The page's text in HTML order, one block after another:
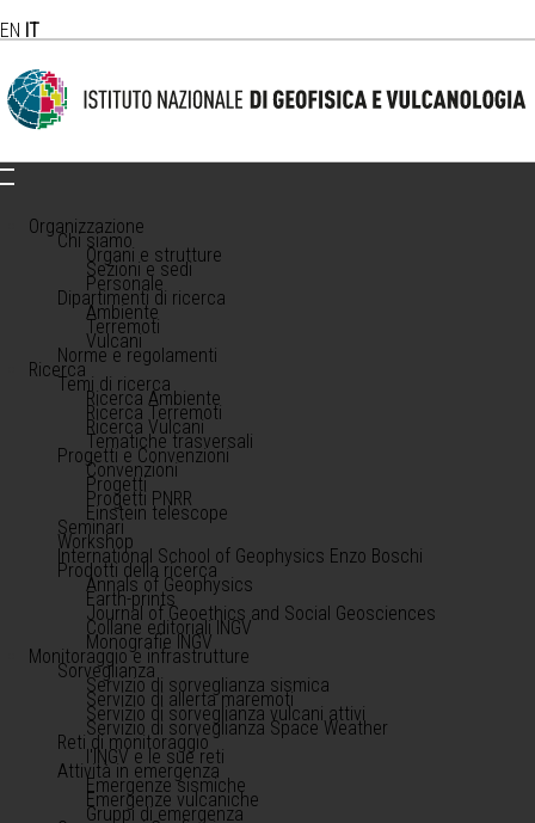
EN IT
Organizzazione
Chi siamo
Organi e strutture
Sezioni e sedi
Personale
Dipartimenti di ricerca
Ambiente
Terremoti
Vulcani
Norme e regolamenti
Ricerca
Temi di ricerca
Ricerca Ambiente
Ricerca Terremoti
Ricerca Vulcani
Tematiche trasversali
Progetti e Convenzioni
Convenzioni
Progetti
Progetti PNRR
Einstein telescope
Seminari
Workshop
International School of Geophysics Enzo Boschi
Prodotti della ricerca
Annals of Geophysics
Earth-prints
Journal of Geoethics and Social Geosciences
Collane editoriali INGV
Monografie INGV
Monitoraggio e infrastrutture
Sorveglianza
Servizio di sorveglianza sismica
Servizio di allerta maremoti
Servizio di sorveglianza vulcani attivi
Servizio di sorveglianza Space Weather
Reti di monitoraggio
l'INGV e le sue reti
Attività in emergenza
Emergenze sismiche
Emergenze vulcaniche
Gruppi di emergenza